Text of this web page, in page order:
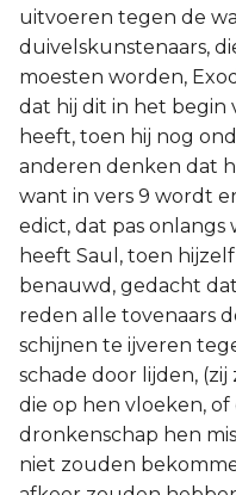
uitvoeren tegen de
duivelskunstenaars,
moesten worden,
dat hij dit in het begin
heeft, toen hij nog
anderen denken dat
want in vers 9 wordt
edict, dat pas onlangs
heeft Saul, toen
benauwd, gedacht
reden alle tovenaars
schijnen te ijveren
schade door lijden,
die op hen vloeken,
dronkenschap hen
niet zouden